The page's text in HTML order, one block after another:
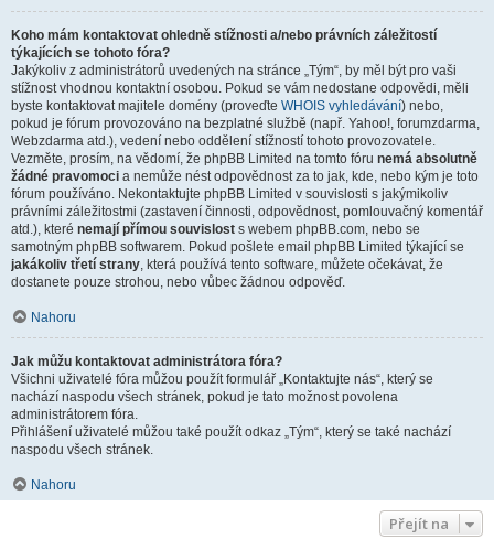
Koho mám kontaktovat ohledně stížnosti a/nebo právních záležitostí
týkajících se tohoto fóra?
Jakýkoliv z administrátorů uvedených na stránce „Tým“, by měl být pro vaši
stížnost vhodnou kontaktní osobou. Pokud se vám nedostane odpovědi, měli
byste kontaktovat majitele domény (proveďte WHOIS vyhledávání) nebo,
pokud je fórum provozováno na bezplatné službě (např. Yahoo!, forumzdarma,
Webzdarma atd.), vedení nebo oddělení stížností tohoto provozovatele.
Vezměte, prosím, na vědomí, že phpBB Limited na tomto fóru nemá absolutně
žádné pravomoci a nemůže nést odpovědnost za to jak, kde, nebo kým je toto
fórum používáno. Nekontaktujte phpBB Limited v souvislosti s jakýmikoliv
právními záležitostmi (zastavení činnosti, odpovědnost, pomlouvačný komentář
atd.), které nemají přímou souvislost s webem phpBB.com, nebo se
samotným phpBB softwarem. Pokud pošlete email phpBB Limited týkající se
jakákoliv třetí strany, která používá tento software, můžete očekávat, že
dostanete pouze strohou, nebo vůbec žádnou odpověď.
Nahoru
Jak můžu kontaktovat administrátora fóra?
Všichni uživatelé fóra můžou použít formulář „Kontaktujte nás“, který se
nachází naspodu všech stránek, pokud je tato možnost povolena
administrátorem fóra.
Přihlášení uživatelé můžou také použít odkaz „Tým“, který se také nachází
naspodu všech stránek.
Nahoru
Přejít na